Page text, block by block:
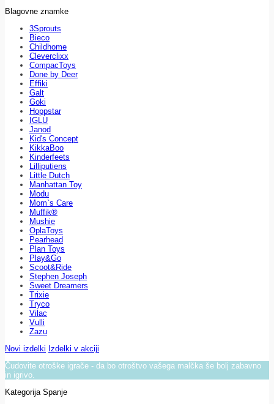
Blagovne znamke
3Sprouts
Bieco
Childhome
Cleverclixx
CompacToys
Done by Deer
Effiki
Galt
Goki
Hoppstar
IGLU
Janod
Kid's Concept
KikkaBoo
Kinderfeets
Lilliputiens
Little Dutch
Manhattan Toy
Modu
Mom`s Care
Muffik®
Mushie
OplaToys
Pearhead
Plan Toys
Play&Go
Scoot&Ride
Stephen Joseph
Sweet Dreamers
Trixie
Tryco
Vilac
Vulli
Zazu
Novi izdelki Izdelki v akciji
Čudovite otroške igrače - da bo otroštvo vašega malčka še bolj zabavno
in igrivo.
Kategorija Spanje